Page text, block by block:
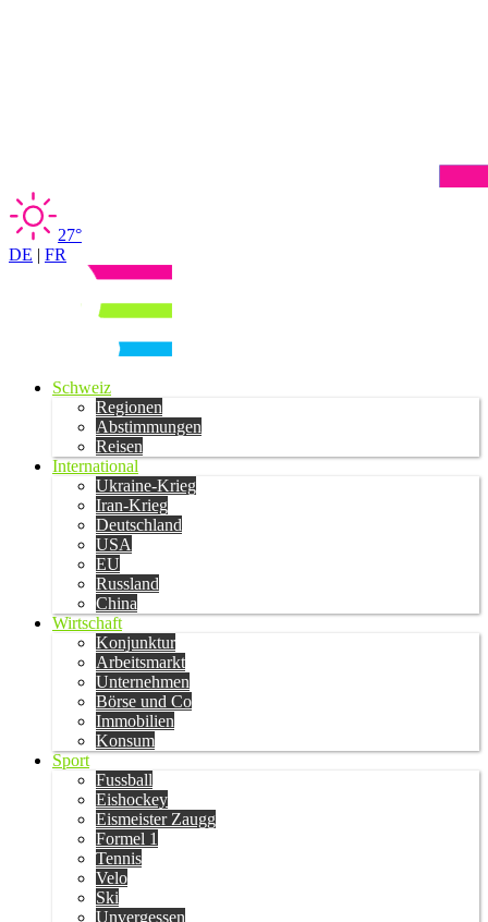
27°
DE | FR
Schweiz
Regionen
Abstimmungen
Reisen
International
Ukraine-Krieg
Iran-Krieg
Deutschland
USA
EU
Russland
China
Wirtschaft
Konjunktur
Arbeitsmarkt
Unternehmen
Börse und Co
Immobilien
Konsum
Sport
Fussball
Eishockey
Eismeister Zaugg
Formel 1
Tennis
Velo
Ski
Unvergessen